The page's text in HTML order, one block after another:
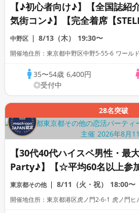
【♪初心者向け♪】【全国誌紹
気街コン♪】【完全着席【
ス・アルコール付飲み放題】
ル内・超オシャレ隠れ家ビス
中野区 8/13（木） 19:30〜
開催地住所：東京都
35〜54歳 6,400円
◎受付中
28名突破
【30代40代ハイスペ男性・最
Party♪】【☆平均60名以上参
ザート付きビュッフェ】【資格
認】【累計110万人突破！】プ
東京都その他 8/11（火・祝） 18:00〜
開催地住所：東京都港区虎ノ門2-6-1 虎ノ門